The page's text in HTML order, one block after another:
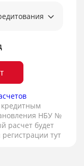
НБУ №
расчет будет
тут